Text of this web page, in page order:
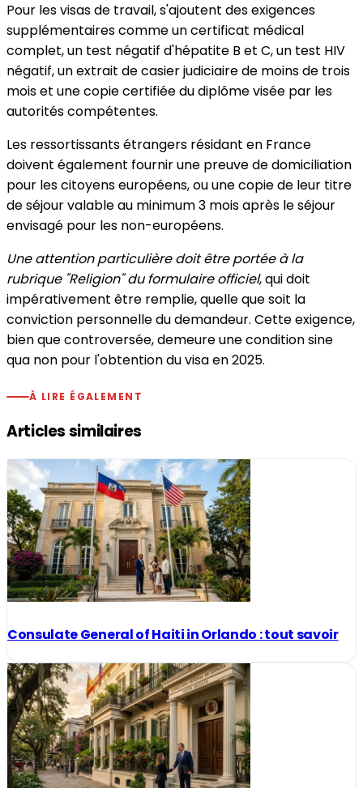
Pour les visas de travail, s'ajoutent des exigences
supplémentaires comme un certificat médical
complet, un test négatif d'hépatite B et C, un test HIV
négatif, un extrait de casier judiciaire de moins de trois
mois et une copie certifiée du diplôme visée par les
autorités compétentes.
Les ressortissants étrangers résidant en France
doivent également fournir une preuve de domiciliation
pour les citoyens européens, ou une copie de leur titre
de séjour valable au minimum 3 mois après le séjour
envisagé pour les non-européens.
Une attention particulière doit être portée à la
rubrique "Religion" du formulaire officiel, qui doit
impérativement être remplie, quelle que soit la
conviction personnelle du demandeur. Cette exigence,
bien que controversée, demeure une condition sine
qua non pour l'obtention du visa en 2025.
À LIRE ÉGALEMENT
Articles similaires
Consulate General of Haiti in Orlando : tout savoir